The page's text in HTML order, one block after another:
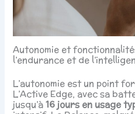
Autonomie et
l’endurance et de
L’autonomie est un point
L’Active Edge, avec sa
jusqu’à16 jours en usage